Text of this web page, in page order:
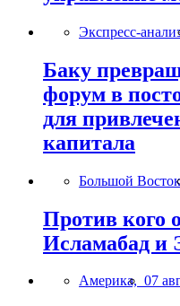
Экспресс-
Баку
форум в
для
капитала
Большой
Против кого
Исламабад и
Америка, 07